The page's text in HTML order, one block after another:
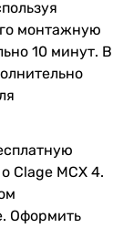
монтажную
10 минут. В
Clage MCX 4.
Оформить